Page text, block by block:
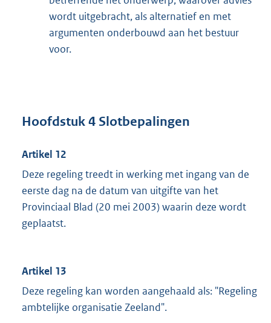
wordt uitgebracht, als alternatief en met
argumenten onderbouwd aan het bestuur
voor.
Hoofdstuk 4 Slotbepalingen
Artikel 12
Deze regeling treedt in werking met ingang van de
eerste dag na de datum van uitgifte van het
Provinciaal Blad (20 mei 2003) waarin deze wordt
geplaatst.
Artikel 13
Deze regeling kan worden aangehaald als: "Regeling
ambtelijke organisatie Zeeland".